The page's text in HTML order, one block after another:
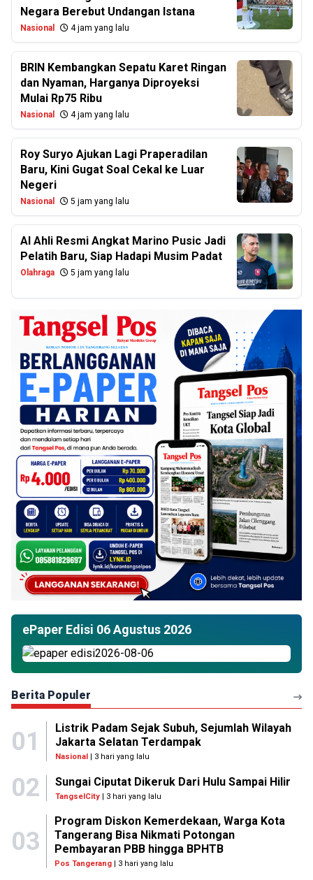
Negara Berebut Undangan Istana
Nasional 4 jam yang lalu
BRIN Kembangkan Sepatu Karet Ringan
dan Nyaman, Harganya Diproyeksi
Mulai Rp75 Ribu
Nasional 4 jam yang lalu
Roy Suryo Ajukan Lagi Praperadilan
Baru, Kini Gugat Soal Cekal ke Luar
Negeri
Nasional 5 jam yang lalu
Al Ahli Resmi Angkat Marino Pusic Jadi
Pelatih Baru, Siap Hadapi Musim Padat
Olahraga 5 jam yang lalu
ePaper Edisi 06 Agustus 2026
Berita Populer
01
Listrik Padam Sejak Subuh, Sejumlah Wilayah
Jakarta Selatan Terdampak
Nasional| 3 hari yang lalu
02 Sungai Ciputat Dikeruk Dari Hulu Sampai Hilir
TangselCity | 3 hari yang lalu
03
Program Diskon Kemerdekaan, Warga Kota
Tangerang Bisa Nikmati Potongan
Pembayaran PBB hingga BPHTB
Pos Tangerang | 3 hari yang lalu